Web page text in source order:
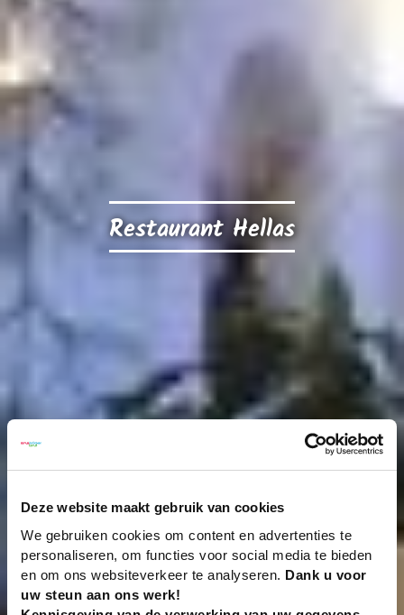
Deze website maakt gebruik van cookies
We gebruiken cookies om content en advertenties te
personaliseren, om functies voor social media te bieden
en om ons websiteverkeer te analyseren. Dank u voor
uw steun aan ons werk!
Restaurant Hellas